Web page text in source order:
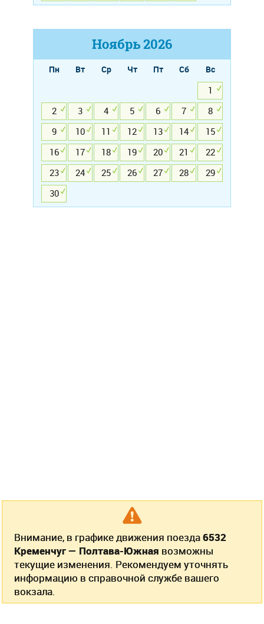
Ноябрь2026
Пн Вт Ср Чт Пт Сб
Вс
1
2
3 4 5 6 7
8
9
10 11 12 13 14
15
16
17 18 19 20 21
22
23
24 25 26 27 28
29
30
Внимание, в графике движения поезда6532
Кременчуг — Полтава-Южная возможны
текущие изменения. Рекомендуем уточнять
информацию в справочной службе вашего
вокзала.